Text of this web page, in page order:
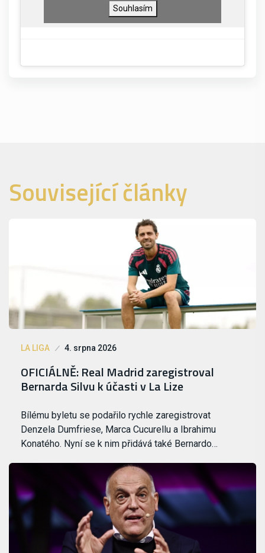
Souhlasím
Související články
LA LIGA 4. srpna 2026
OFICIÁLNĚ: Real Madrid zaregistroval
Bernarda Silvu k účasti v La Lize
Bílému byletu se podařilo rychle zaregistrovat
Denzela Dumfriese, Marca Cucurellu a Ibrahimu
Konatého. Nyní se k nim přidává také Bernardo…